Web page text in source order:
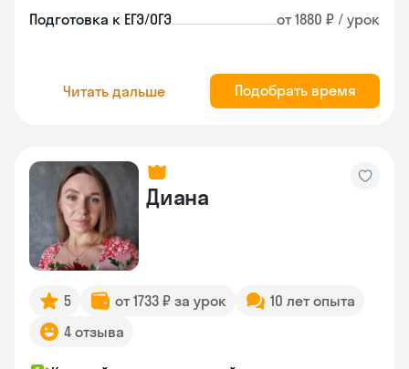
Подготовка к ЕГЭ/ОГЭ от 1880 ₽ / урок
Читать дальше Подобрать время
Диана
5 от 1733 ₽ за урок
10 лет опыта
4 отзыва